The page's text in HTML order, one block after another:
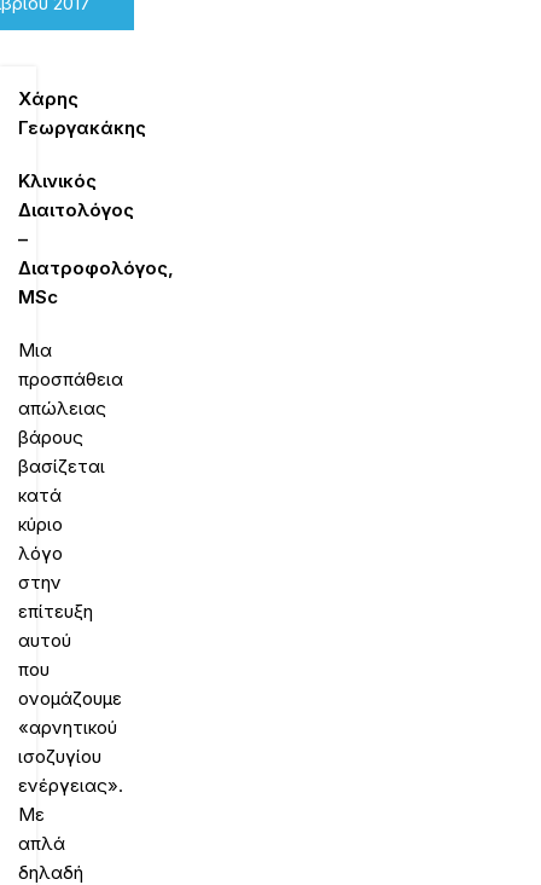
Χάρης
Γεωργακάκης
Κλινικός
Διαιτολόγος
–
Διατροφολόγος,
MSc
Μια
προσπάθεια
απώλειας
βάρους
βασίζεται
κατά
κύριο
λόγο
στην
επίτευξη
αυτού
που
ονομάζουμε
«αρνητικού
ισοζυγίου
ενέργειας».
Με
απλά
δηλαδή